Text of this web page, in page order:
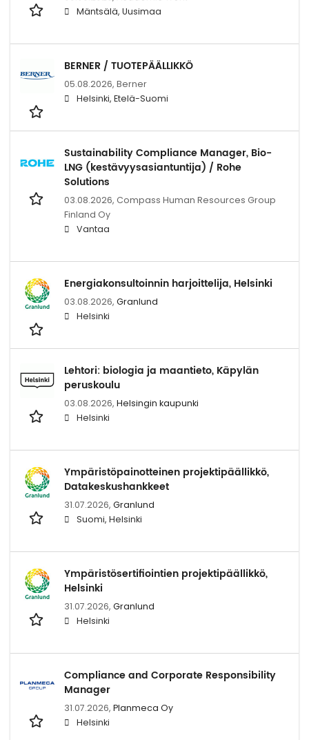
Mäntsälä, Uusimaa
BERNER / TUOTEPÄÄLLIKKÖ
05.08.2026, Berner
Helsinki, Etelä-Suomi
Sustainability Compliance Manager, Bio-
LNG (kestävyysasiantuntija) / Rohe
Solutions
03.08.2026, Compass Human Resources Group
Finland Oy
Vantaa
Energiakonsultoinnin harjoittelija, Helsinki
03.08.2026, Granlund
Helsinki
Lehtori: biologia ja maantieto, Käpylän
peruskoulu
03.08.2026, Helsingin kaupunki
Helsinki
Ympäristöpainotteinen projektipäällikkö,
Datakeskushankkeet
31.07.2026, Granlund
Suomi, Helsinki
Ympäristösertifiointien projektipäällikkö,
Helsinki
31.07.2026, Granlund
Helsinki
Compliance and Corporate Responsibility
Manager
31.07.2026, Planmeca Oy
Helsinki